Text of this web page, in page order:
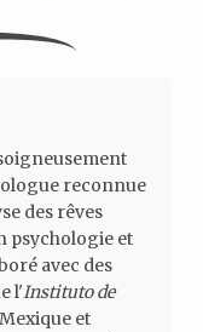
reconnue
des rêves
psychologie et
avec des
l'Instituto de
et